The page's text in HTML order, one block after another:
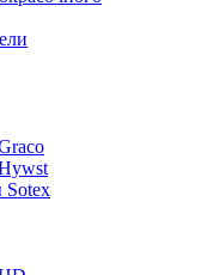
Sotex